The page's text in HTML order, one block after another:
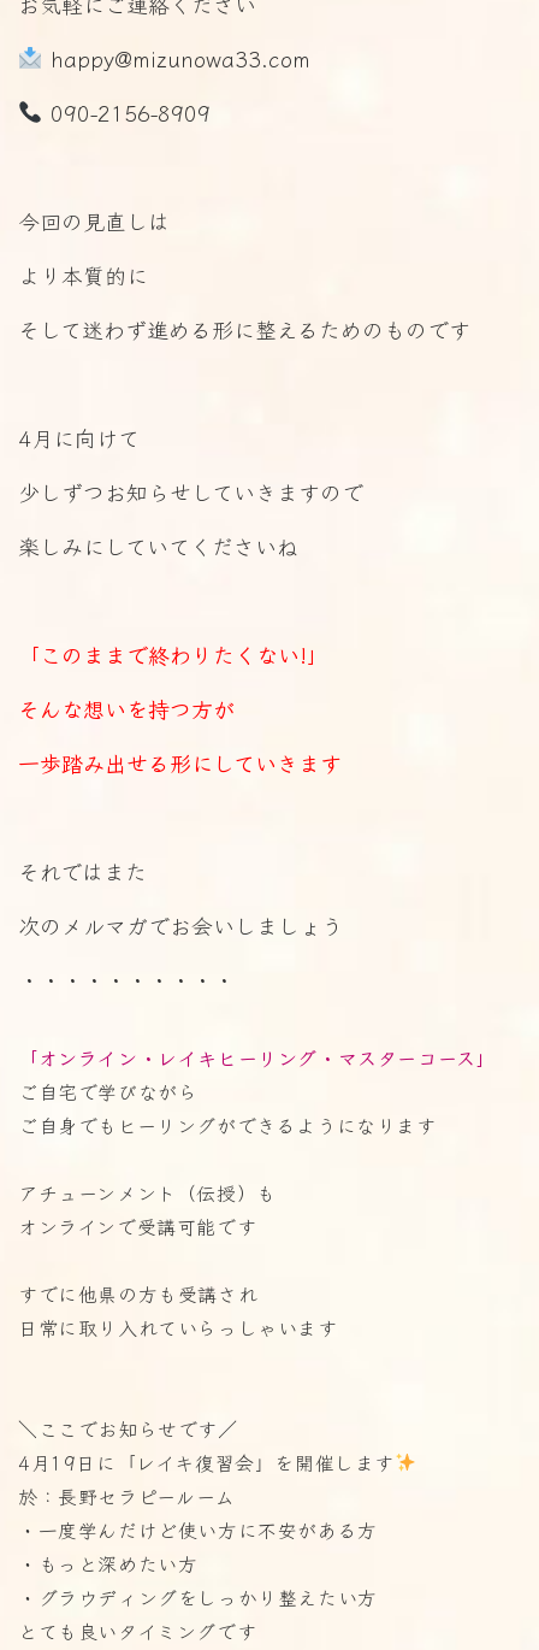
happy@mizunowa33.com
090-2156-8909
今回の見直しは
より本質的に
そして迷わず進める形に整えるためのものです
4月に向けて
少しずつお知らせしていきますので
楽しみにしていてくださいね
「このままで終わりたくない!」
そんな想いを持つ方が
一歩踏み出せる形にしていきます
それではまた
次のメルマガでお会いしましょう
・・・・・・・・・・
「オンライン・レイキヒーリング・マスターコース」
ご自宅で学びながら
ご自身でもヒーリングができるようになります
アチューンメント（伝授）も
オンラインで受講可能です
すでに他県の方も受講され
日常に取り入れていらっしゃいます
＼ここでお知らせです／
4月19日に「レイキ復習会」を開催します
於：長野セラピールーム
・一度学んだけど使い方に不安がある方
・もっと深めたい方
・グラウディングをしっかり整えたい方
とても良いタイミングです